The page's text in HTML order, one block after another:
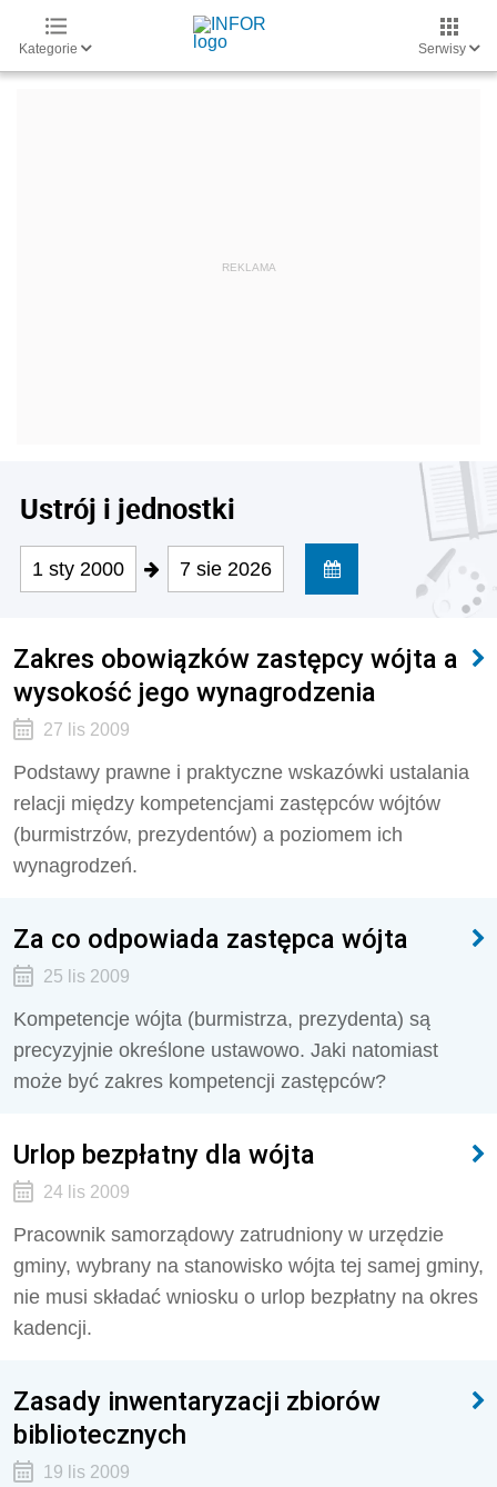
Kategorie Serwisy
Ustrój i jednostki
1 sty 2000 7 sie 2026
Zakres obowiązków zastępcy wójta a
wysokość jego wynagrodzenia
27 lis 2009
Podstawy prawne i praktyczne wskazówki ustalania
relacji między kompetencjami zastępców wójtów
(burmistrzów, prezydentów) a poziomem ich
wynagrodzeń.
Za co odpowiada zastępca wójta
25 lis 2009
Kompetencje wójta (burmistrza, prezydenta) są
precyzyjnie określone ustawowo. Jaki natomiast
może być zakres kompetencji zastępców?
Urlop bezpłatny dla wójta
24 lis 2009
Pracownik samorządowy zatrudniony w urzędzie
gminy, wybrany na stanowisko wójta tej samej gminy,
nie musi składać wniosku o urlop bezpłatny na okres
kadencji.
Zasady inwentaryzacji zbiorów
bibliotecznych
19 lis 2009